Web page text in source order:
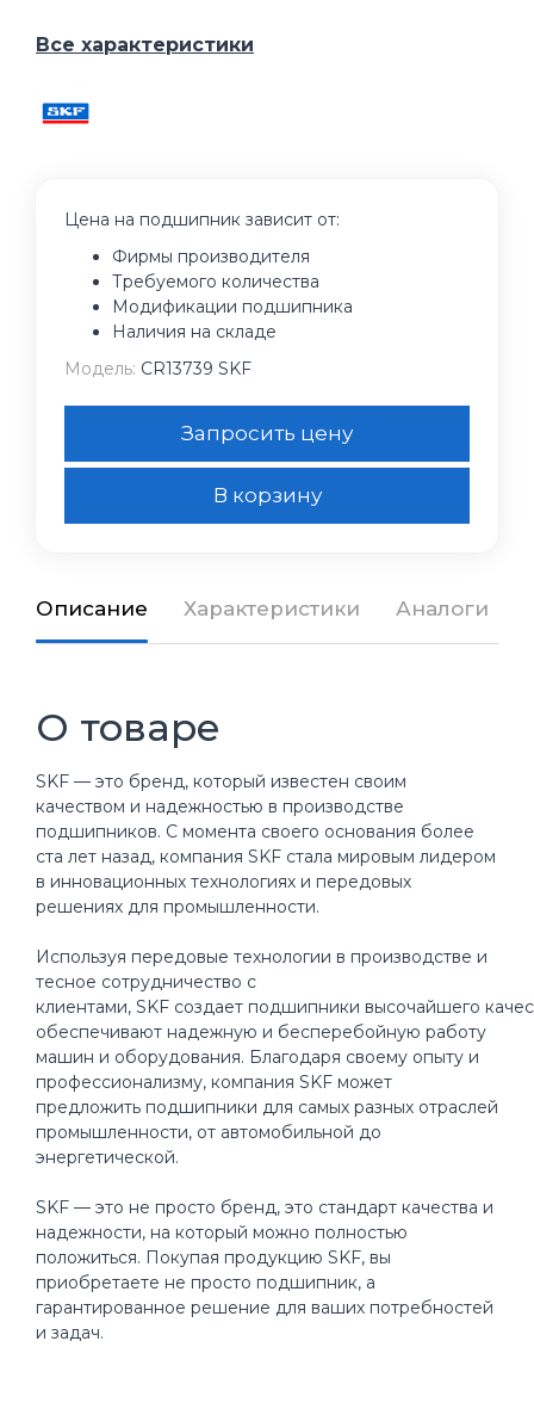
Все характеристики
Цена на подшипник зависит от:
Фирмы производителя
Требуемого количества
Модификации подшипника
Наличия на складе
Модель: CR13739 SKF
Запросить цену
В корзину
Описание Характеристики Аналоги
О товаре
SKF — это бренд, который известен своим
качеством и надежностью в производстве
подшипников. С момента своего основания более
ста лет назад, компания SKF стала мировым лидером
в инновационных технологиях и передовых
решениях для промышленности.
Используя передовые технологии в производстве и
тесное сотрудничество с
клиентами, SKF создает подшипники высочайшего
обеспечивают надежную и бесперебойную работу
машин и оборудования. Благодаря своему опыту и
профессионализму, компания SKF может
предложить подшипники для самых разных отраслей
промышленности, от автомобильной до
энергетической.
SKF — это не просто бренд, это стандарт качества и
надежности, на который можно полностью
положиться. Покупая продукцию SKF, вы
приобретаете не просто подшипник, а
гарантированное решение для ваших потребностей
и задач.